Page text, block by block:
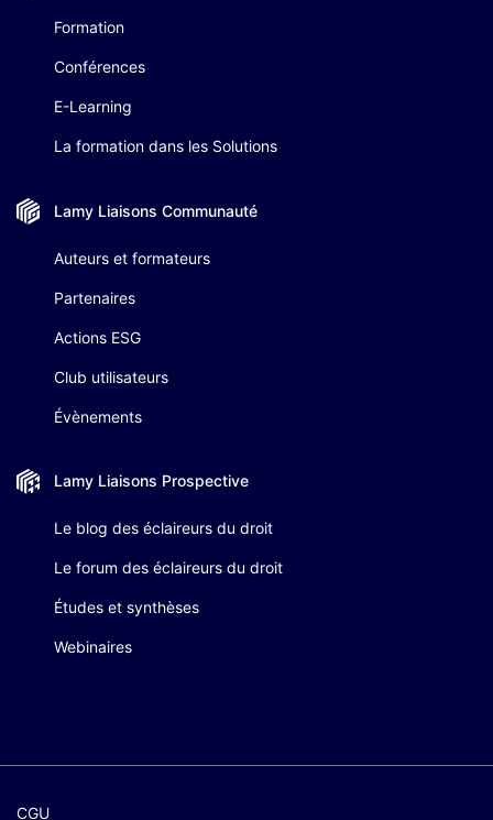
Formation
Conférences
E-Learning
La formation dans les Solutions
Lamy Liaisons Communauté
Auteurs et formateurs
Partenaires
Actions ESG
Club utilisateurs
Évènements
Lamy Liaisons Prospective
Le blog des éclaireurs du droit
Le forum des éclaireurs du droit
Études et synthèses
Webinaires
CGU